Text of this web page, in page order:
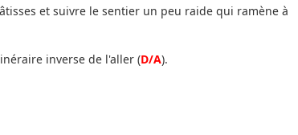
et suivre le sentier un peu raide qui ramène à
inverse de l'aller (D/A).